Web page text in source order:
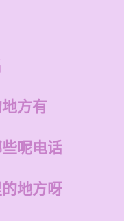
方有
呢电话
地方呀